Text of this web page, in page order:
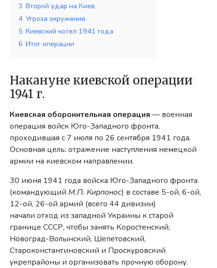
3 Второй удар на Киев
4 Угроза окружения
5 Киевский котел 1941 года
6 Итог операции
Накануне киевской операции
1941 г.
Киевская оборонительная операция — военная
операция войск Юго-Западного фронта,
проходившая с 7 июля по 26 сентября 1941 года.
Основная цель: отражение наступления немецкой
армии на киевском направлении.
30 июня 1941 года войска Юго-Западного фронта
(командующий М.П. Кирпонос) в составе 5-ой, 6-ой,
12-ой, 26-ой армий (всего 44 дивизии)
начали отход из западной Украины к старой
границе СССР, чтобы занять Коростенский,
Новоград-Волынский, Шепетовский,
Староконстантиновский и Проскуровский
укрепрайоны и организовать прочную оборону.